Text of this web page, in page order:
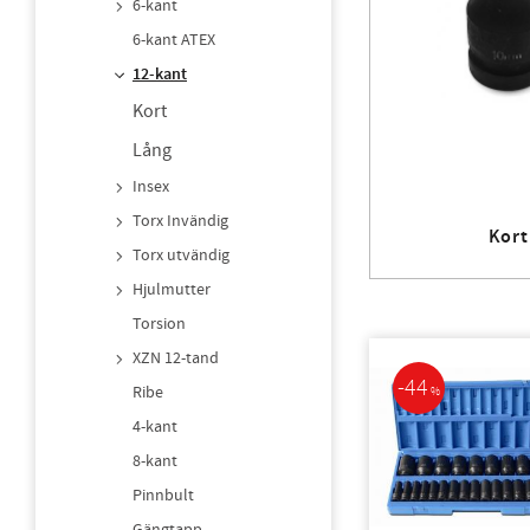
Kort
44 %
6-kant
6-kant ATEX
12-kant
Kort
Lång
Insex
Torx Invändig
Torx utvändig
Hjulmutter
Torsion
XZN 12-tand
Ribe
4-kant
8-kant
Pinnbult